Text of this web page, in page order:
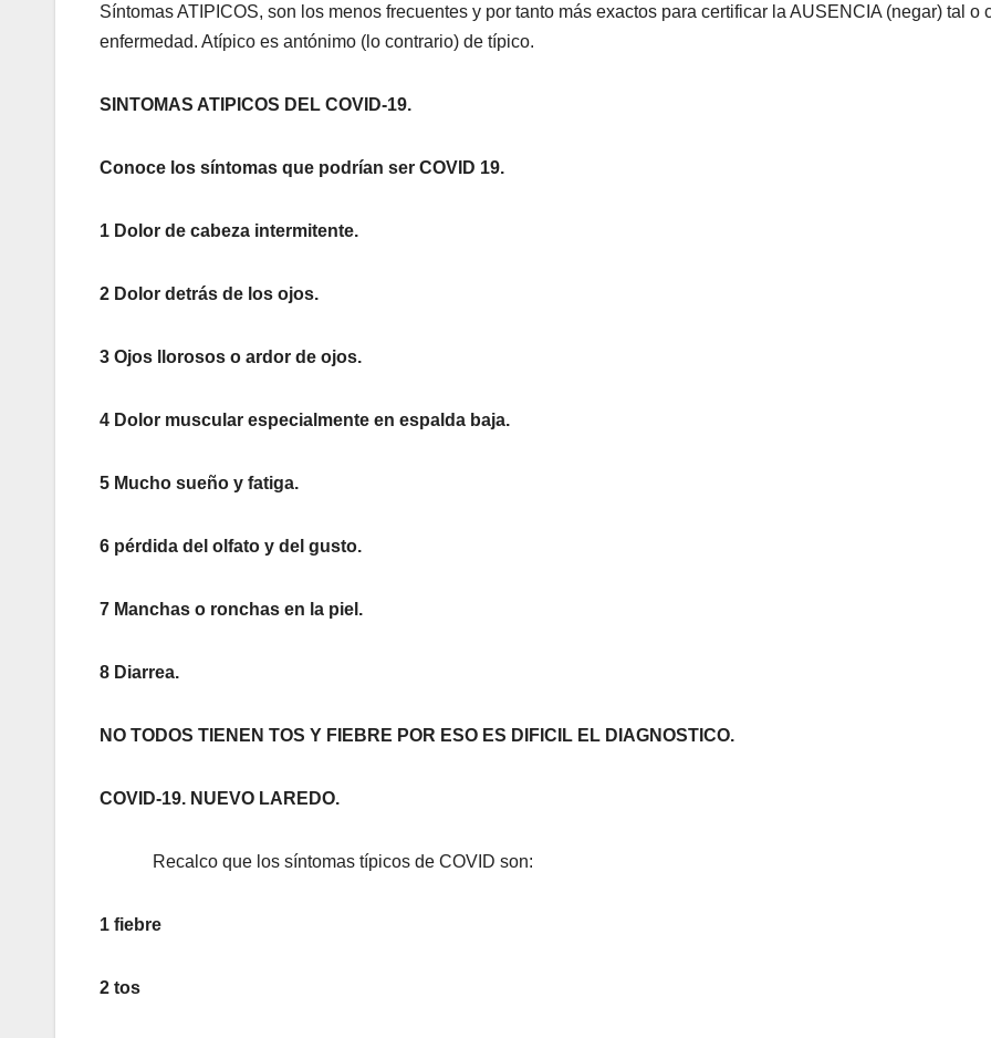
Síntomas ATIPICOS, son los menos frecuentes y por tanto más exactos para certificar la AUSENCIA (negar) tal o
enfermedad. Atípico es antónimo (lo contrario) de típico.
SINTOMAS ATIPICOS DEL COVID-19.
Conoce los síntomas que podrían ser COVID 19.
1 Dolor de cabeza intermitente.
2 Dolor detrás de los ojos.
3 Ojos llorosos o ardor de ojos.
4 Dolor muscular especialmente en espalda baja.
5 Mucho sueño y fatiga.
6 pérdida del olfato y del gusto.
7 Manchas o ronchas en la piel.
8 Diarrea.
NO TODOS TIENEN TOS Y FIEBRE POR ESO ES DIFICIL EL DIAGNOSTICO.
COVID-19. NUEVO LAREDO.
Recalco que los síntomas típicos de COVID son:
1 fiebre
2 tos